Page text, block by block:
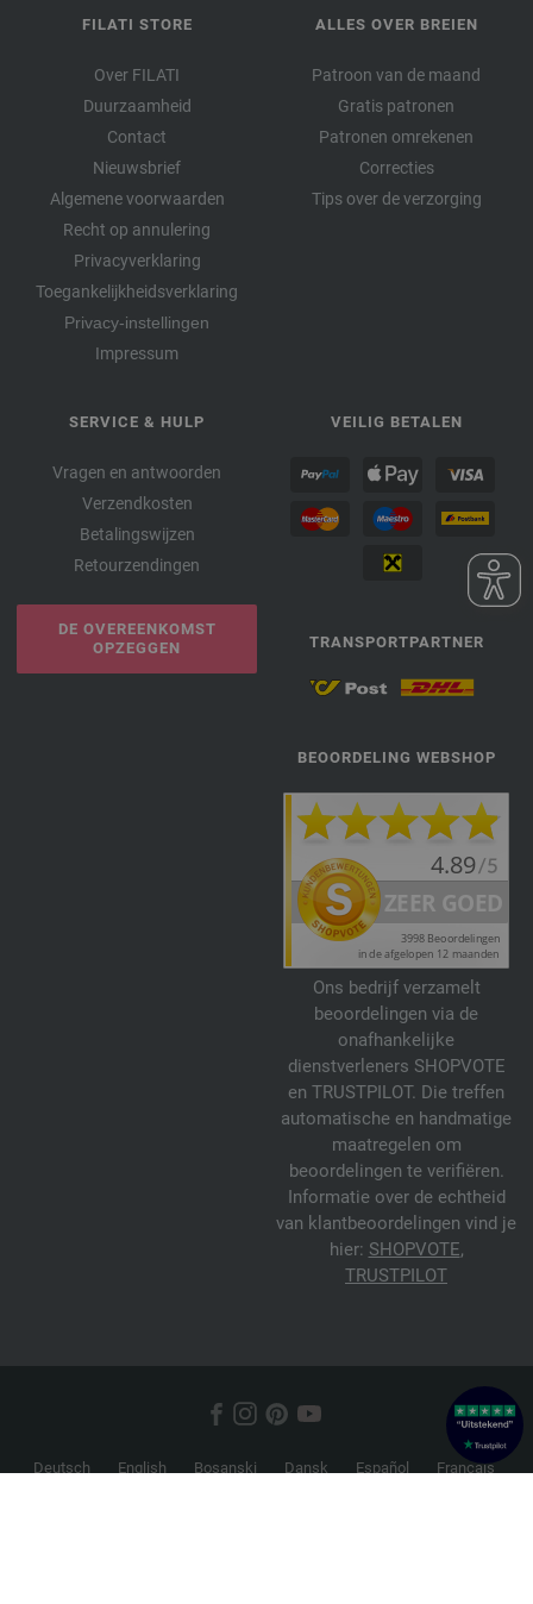
FILATI STORE
Over FILATI
Duurzaamheid
Contact
Nieuwsbrief
Algemene voorwaarden
Recht op annulering
Privacyverklaring
Toegankelijkheidsverklaring
Privacy-instellingen
Impressum
ALLES OVER BREIEN
Patroon van de maand
Gratis patronen
Patronen omrekenen
Correcties
Tips over de verzorging
SERVICE & HULP
Vragen en antwoorden
Verzendkosten
Betalingswijzen
Retourzendingen
DE OVEREENKOMST
OPZEGGEN
VEILIG BETALEN
TRANSPORTPARTNER
BEOORDELING WEBSHOP
Ons bedrijf verzamelt
beoordelingen via de
onafhankelijke
dienstverleners SHOPVOTE
en TRUSTPILOT. Die treffen
automatische en handmatige
maatregelen om
beoordelingen te verifiëren.
Informatie over de echtheid
van klantbeoordelingen vind je
hier: SHOPVOTE,
TRUSTPILOT
Deutsch English Bosanski Dansk Español
Français